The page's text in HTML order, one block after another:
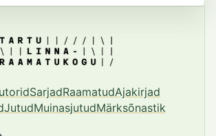
SarjadRaamatudAjakirjad
JutudMuinasjutudMärksõnastik